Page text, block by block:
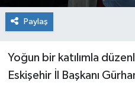
Paylaş
Yoğun bir katılımla
Eskişehir İl Başkanı